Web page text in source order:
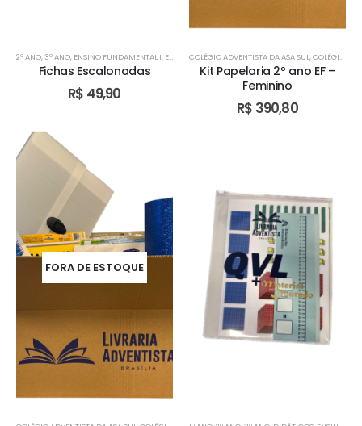
2º ANO,3º ANO, ENSINO FUNDAMENTAL I, ESCOLA ADVENTISTA DE VALPARAÍSO - GO ,TURMA
Fichas Escalonadas
R$ 49,90
COLÉGIO ADVENTISTA DA ASA SUL,COLÉGIO ADVENTISTA DE ÁGUAS CLARAS
Kit Papelaria 2º ano EF –
Feminino
R$ 390,80
FORA DE ESTOQUE